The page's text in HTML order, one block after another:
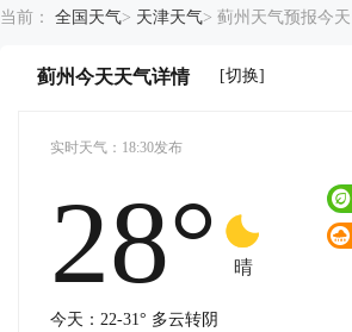
当前： 全国天气> 天津天气> 蓟州天气预报今天
蓟州今天天气详情 [切换]
实时天气：18:30发布
28° 晴
今天：22-31° 多云转阴